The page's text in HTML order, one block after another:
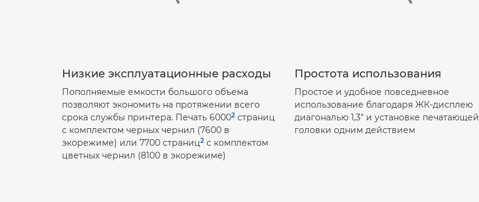
Низкие эксплуатационные расходы
Пополняемые емкости большого объема
позволяют экономить на протяжении всего
срока службы принтера. Печать 60002 страниц
с комплектом черных чернил (7600 в
экорежиме) или 7700 страниц2 с комплектом
цветных чернил (8100 в экорежиме)
Простота использования
Простое и удобное повседневное
использование благодаря ЖК-дисплею
диагональю 1,3" и установке печатающей
головки одним действием